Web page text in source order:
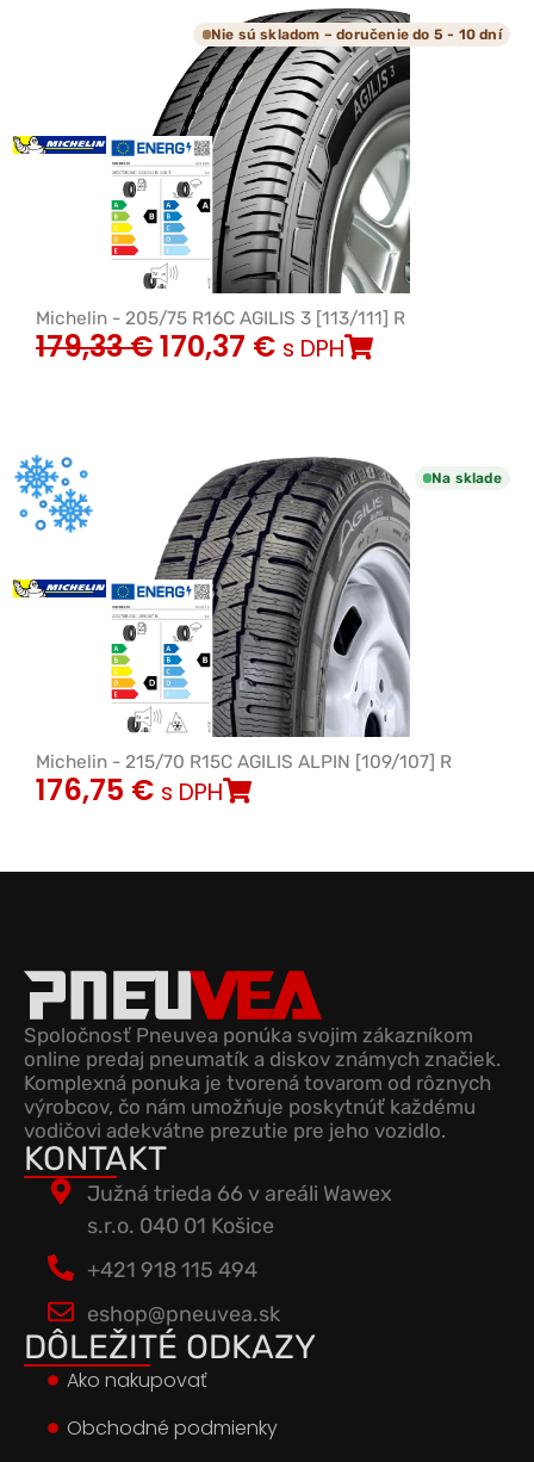
Nie sú skladom – doručenie do 5 - 10 dní
Michelin - 205/75 R16C AGILIS 3 [113/111] R
179,33€170,37 € s DPH
Na sklade
Michelin - 215/70 R15C AGILIS ALPIN [109/107] R
176,75 € s DPH
Spoločnosť Pneuvea ponúka svojim zákazníkom
online predaj pneumatík a diskov známych značiek.
Komplexná ponuka je tvorená tovarom od rôznych
výrobcov, čo nám umožňuje poskytnúť každému
vodičovi adekvátne prezutie pre jeho vozidlo.
KONTAKT
Južná trieda 66 v areáli Wawex
s.r.o. 040 01 Košice
+421 918 115 494
eshop@pneuvea.sk
DÔLEŽITÉ ODKAZY
Ako nakupovať
Obchodné podmienky